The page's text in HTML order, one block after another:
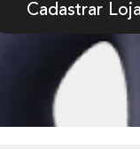
Cadastrar